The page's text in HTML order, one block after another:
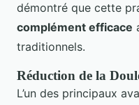
démontré que cette
complément efficace
traditionnels.
Réduction de la
L’un des principaux